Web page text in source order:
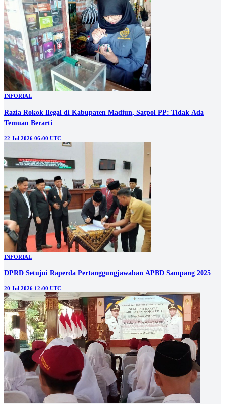
INFORIAL
Razia Rokok Ilegal di Kabupaten Madiun, Satpol PP: Tidak Ada
Temuan Berarti
22 Jul 2026 06:00 UTC
INFORIAL
DPRD Setujui Raperda Pertanggungjawaban APBD Sampang 2025
20 Jul 2026 12:00 UTC